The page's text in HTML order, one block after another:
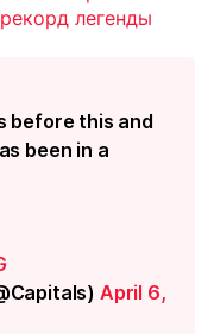
легенды
before this and
been in a
April 6,